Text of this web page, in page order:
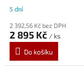
Burgman (98-02)
5 dní
2 392,56 Kč bez DPH
2 895 Kč / ks
Do košíku